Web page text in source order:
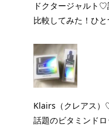
ドクタージャルト
比較してみた！ひ
Klairs（クレアス）
話題のビタミンドロ